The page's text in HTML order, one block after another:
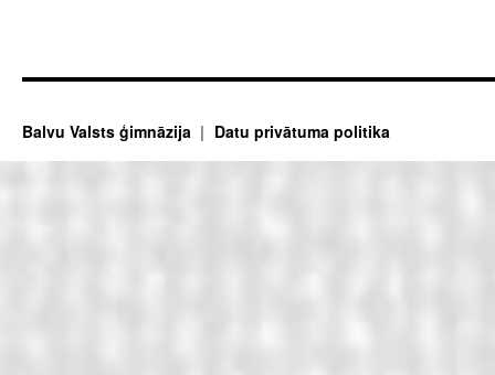
Balvu Valsts ģimnāzija Datu privātuma politika